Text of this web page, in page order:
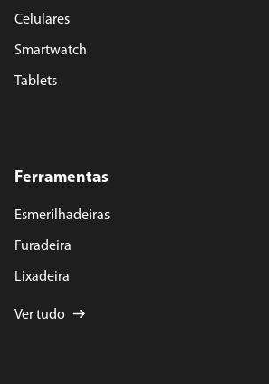
Celulares
Smartwatch
Tablets
Ferramentas
Esmerilhadeiras
Furadeira
Lixadeira
Ver tudo